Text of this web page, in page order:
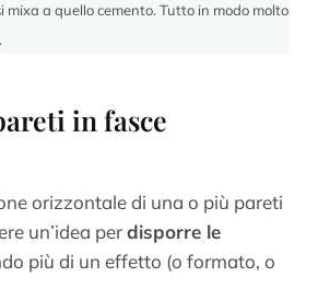
mixa a quello cemento. Tutto in modo molto
in fasce
orizzontale di una o più pareti
un’idea perdisporre le
più di un effetto (o formato, o